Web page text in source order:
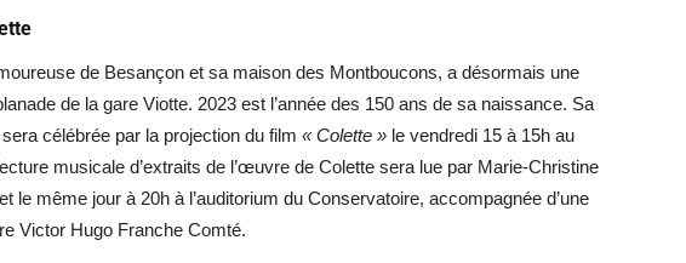
de Besançon et sa maison des Montboucons, a désormais une
de la gare Viotte. 2023 est l’année des 150 ans de sa naissance. Sa
célébrée par la projection du film « Colette » le vendredi 15 à 15h au
musicale d’extraits de l’œuvre de Colette sera lue par Marie-Christine
le même jour à 20h à l’auditorium du Conservatoire, accompagnée d’une
Victor Hugo Franche Comté.